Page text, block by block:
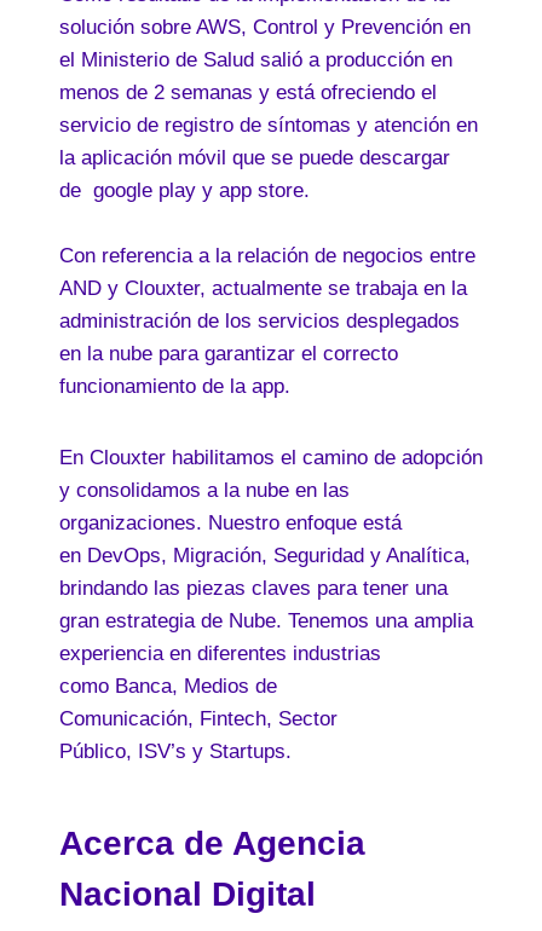
solución sobre AWS, Control y Prevención en
el Ministerio de Salud salió a producción en
menos de 2 semanas y está ofreciendo el
servicio de registro de síntomas y atención en
la aplicación móvil que se puede descargar
de google play y app store.
Con referencia a la relación de negocios entre
AND y Clouxter, actualmente se trabaja en la
administración de los servicios desplegados
en la nube para garantizar el correcto
funcionamiento de la app.
En Clouxter habilitamos el camino de adopción
y consolidamos a la nube en las
organizaciones. Nuestro enfoque está
en DevOps, Migración, Seguridad y Analítica,
brindando las piezas claves para tener una
gran estrategia de Nube. Tenemos una amplia
experiencia en diferentes industrias
como Banca, Medios de
Comunicación, Fintech, Sector
Público, ISV’s y Startups.
Acerca de Agencia
Nacional Digital